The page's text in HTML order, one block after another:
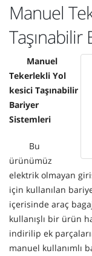
Manuel
Taşınabilir
Manuel
Tekerlekli Yol
kesici Taşınabilir
Bariyer
Sistemleri
Bu
ürünümüz
elektrik olmayan
için kullanılan
içerisinde araç
kullanışlı bir ürün
indirilip ek
manuel kullanımlı